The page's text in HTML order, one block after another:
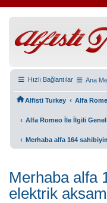
Hızlı Bağlantılar Ana
Alfisti Turkey ‹ Alfa
‹ Alfa Romeo İle İlgili
‹ Merhaba alfa 164
Merhaba alfa
elektrik